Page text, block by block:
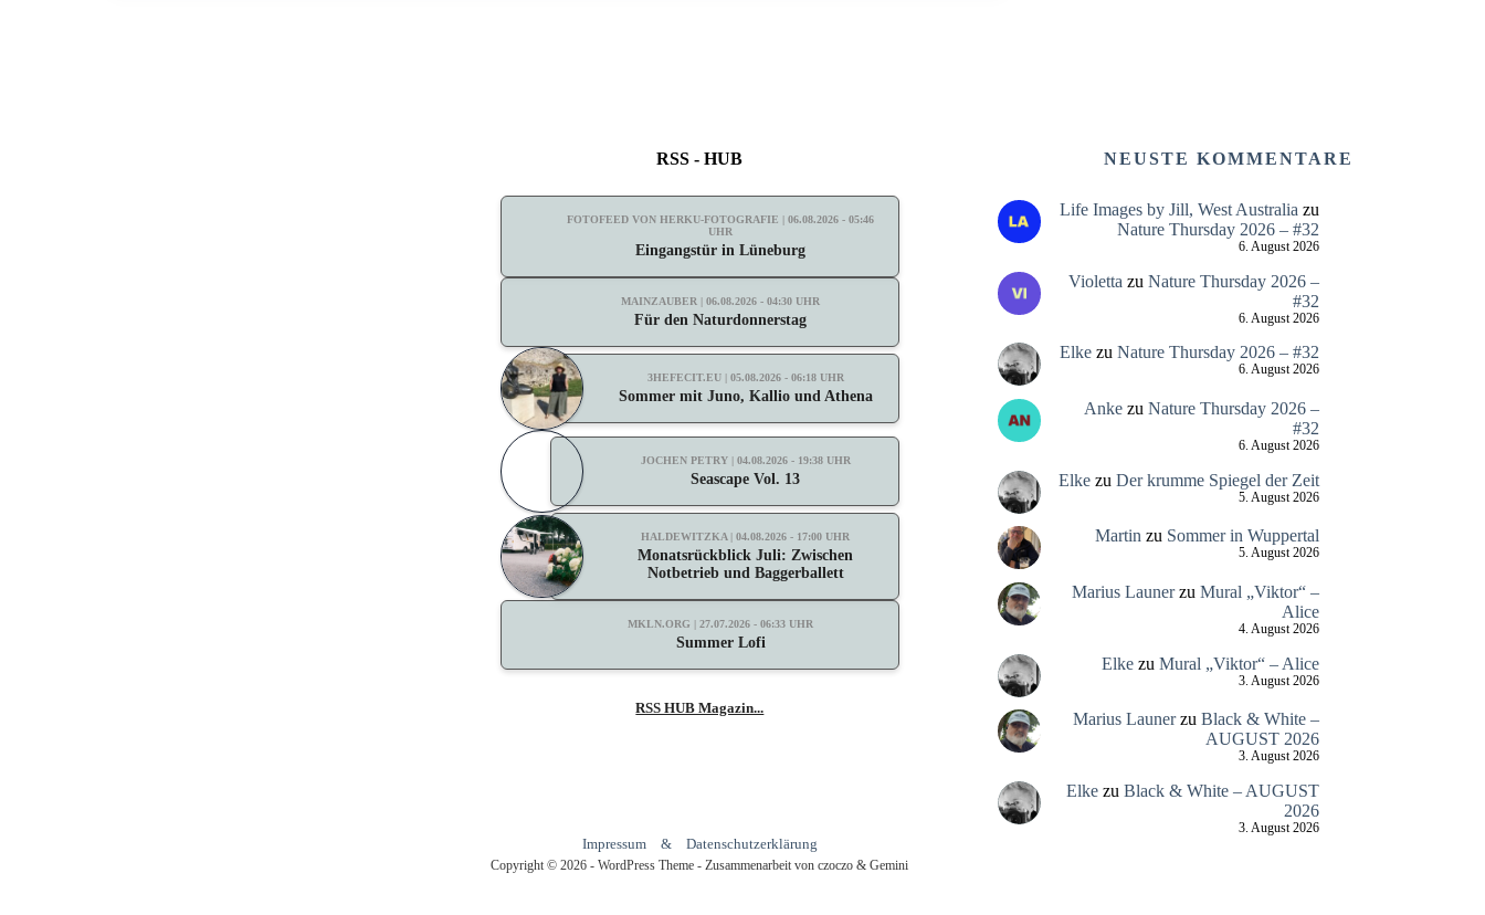
RSS - HUB
FOTOFEED VON HERKU-FOTOGRAFIE | 06.08.2026 - 05:46
UHR
Eingangstür in Lüneburg
MAINZAUBER | 06.08.2026 - 04:30 UHR
Für den Naturdonnerstag
3HEFECIT.EU | 05.08.2026 - 06:18 UHR
Sommer mit Juno, Kallio und Athena
JOCHEN PETRY | 04.08.2026 - 19:38 UHR
Seascape Vol. 13
HALDEWITZKA | 04.08.2026 - 17:00 UHR
Monatsrückblick Juli: Zwischen
Notbetrieb und Baggerballett
MKLN.ORG | 27.07.2026 - 06:33 UHR
Summer Lofi
RSS HUB Magazin...
NEUSTE KOMMENTARE
Life Images by Jill, West Australia zu
Nature Thursday 2026 – #32
6. August 2026
Violetta zu Nature Thursday 2026 –
#32
6. August 2026
Elkezu Nature Thursday 2026 – #32
6. August 2026
Ankezu Nature Thursday 2026 –
#32
6. August 2026
Elkezu Der krumme Spiegel der Zeit
5. August 2026
Martinzu Sommer in Wuppertal
5. August 2026
Marius Launerzu Mural „Viktor“ –
Alice
4. August 2026
Elkezu Mural „Viktor“ – Alice
3. August 2026
Marius Launerzu Black & White –
AUGUST 2026
3. August 2026
Elkezu Black & White – AUGUST
2026
3. August 2026
Impressum & Datenschutzerklärung
Copyright © 2026 - WordPress Theme - Zusammenarbeit von czoczo & Gemini